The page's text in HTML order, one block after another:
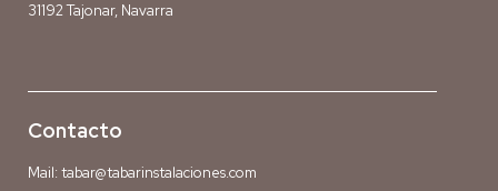
31192 Tajonar, Navarra
Contacto
Mail: tabar@tabarinstalaciones.com